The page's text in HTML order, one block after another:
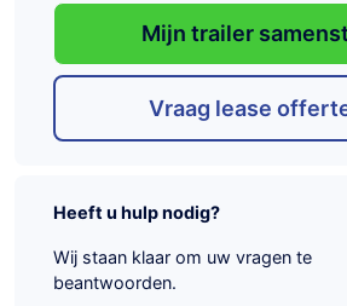
Mijn trailer
Vraag lease
Heeft u hulp nodig?
Wij staan klaar om uw vragen te
beantwoorden.